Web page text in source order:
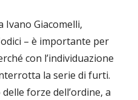
Ivano Giacomelli,
– è importante per
con l’individuazione
la serie di furti.
forze dell’ordine, a